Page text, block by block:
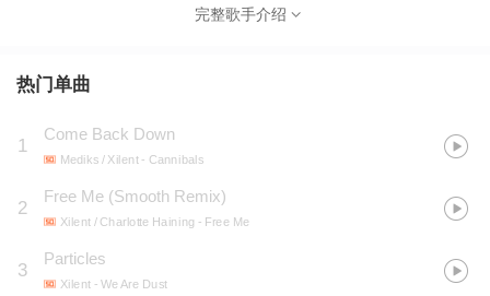
（trance）、电子乐（electro）及鼓打贝斯（drum & bass）元素精
Disciple和Never Say Die等厂牌陆续发布数量稀少却品质卓绝的原
《The Fall》。 2019年，Xilent签约Monstercat厂牌。在为第二张
专辑《We Are Dust》筹备期间，他于同年3月意外释出150 BPM震
Darkness》。完整亮相的《We Are Dust》以42分钟纯粹未加修饰
的癫狂能量，既呈现引人入胜的叙事脉络，更实现行云流水的听觉
极致的新鲜感。 尽管Xilent近年的动态较以往更为沉寂，但全新创
作热潮正急速升温，《We Are Dust》仅是其征程的起点。这一次，
完整歌手介绍
热门单曲
1
Come Back Down
Mediks / Xilent- Cannibals
2
Free Me (Smooth Remix)
Xilent / Charlotte Haining - Free Me
3
Particles
Xilent- We Are Dust